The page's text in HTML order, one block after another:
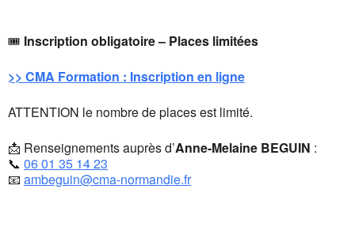
🎟️ Inscription obligatoire – Places limitées
>> CMA Formation : Inscription en ligne
ATTENTION le nombre de places est limité.
📩 Renseignements auprès d’Anne-Melaine BEGUIN :
📞 06 01 35 14 23
📧 ambeguin@cma-normandie.fr